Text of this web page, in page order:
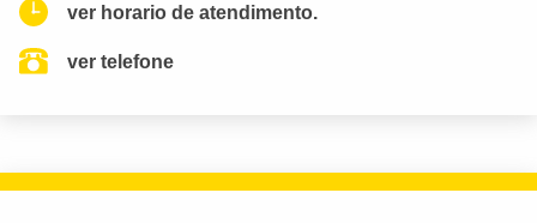
ver horario de atendimento.
ver telefone